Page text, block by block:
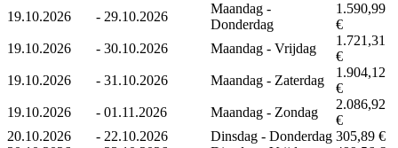
19.10.2026
- 29.10.2026
Maandag -
Donderdag
1.590,99
€
19.10.2026
- 30.10.2026 Maandag - Vrijdag
1.721,31
€
19.10.2026
- 31.10.2026 Maandag - Zaterdag
1.904,12
€
19.10.2026
- 01.11.2026 Maandag - Zondag
2.086,92
€
20.10.2026
- 22.10.2026 Dinsdag - Donderdag 305,89 €